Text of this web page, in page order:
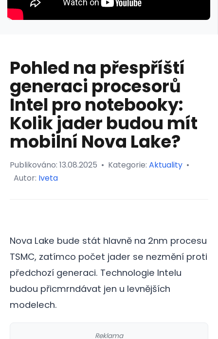
Pohled na přespříští
generaci procesorů
Intel pro notebooky:
Kolik jader budou mít
mobilní Nova Lake?
Publikováno: 13.08.2025 • Kategorie: Aktuality •
Autor: Iveta
Nova Lake bude stát hlavně na 2nm procesu
TSMC, zatímco počet jader se nezmění proti
předchozí generaci. Technologie Intelu
budou přicmrndávat jen u levnějších
modelech.
Reklama